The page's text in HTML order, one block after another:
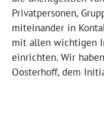
Privatpersonen,
miteinander in
mit allen wichtigen
einrichten. Wir
Oosterhoff, dem